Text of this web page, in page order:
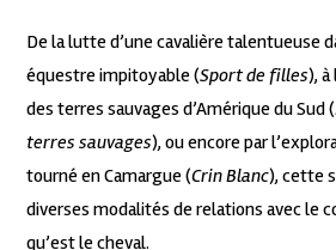
De la lutte d’une cavalière talentueuse
équestre impitoyable (Sport de filles),
des terres sauvages d’Amérique du Sud (
terres sauvages), ou encore par
tourné en Camargue (Crin Blanc), cette
diverses modalités de relations avec le
qu’est le cheval.